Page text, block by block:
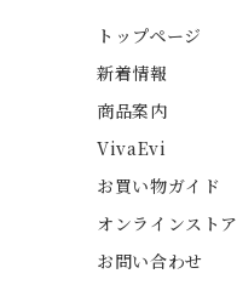
トップページ
新着情報
商品案内
VivaEvi
お買い物ガイド
オンラインストア
お問い合わせ